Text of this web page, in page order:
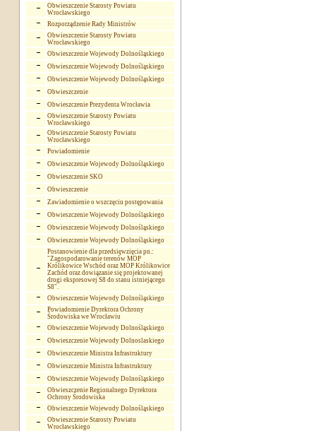
Obwieszczenie Starosty Powiatu
Wrocławskiego
Rozporządzenie Rady Ministrów
Obwieszczenie Starosty Powiatu
Wrocławskiego
Obwieszczenie Wojewody Dolnośląskiego
Obwieszczenie Wojewody Dolnośląskiego
Obwieszczenie Wojewody Dolnośląskiego
Obwieszczenie
Obwieszczenie Prezydenta Wrocławia
Obwieszczenie Starosty Powiatu
Wrocławskiego
Obwieszczenie Starosty Powiatu
Wrocławskiego
Powiadomienie
Obwieszczenie Wojewody Dolnośląskiego
Obwieszczenie SKO
Obwieszczenie
Zawiadomienie o wszczęciu postępowania
Obwieszczenie Wojewody Dolnośląskiego
Obwieszczenie Wojewody Dolnośląskiego
Obwieszczenie Wojewody Dolnośląskiego
Postanowienie dla przedsięwzięcia pn.:
"Zagospodarowanie terenów MOP
Królikowice Wschód oraz MOP Królikowice
Zachód oraz dowiązanie się projektowanej
drogi ekspresowej S8 do stanu istniejącego
S8".
Obwieszczenie Wojewody Dolnośląskiego
Powiadomienie Dyrektora Ochrony
Środowiska we Wrocławiu
Obwieszczenie Wojewody Dolnośląskiego
Obwieszczenie Wojewody Dolnoslaskiego
Obwieszczenie Ministra Infrastruktury
Obwieszczenie Ministra Infrastruktury
Obwieszczenie Wojewody Dolnośląskiego
Obwieszczenie Regionalnego Dyrektora
Ochrony Środowiska
Obwieszczenie Wojewody Dolnośląskiego
Obwieszczenie Starosty Powiatu
Wrocławskiego